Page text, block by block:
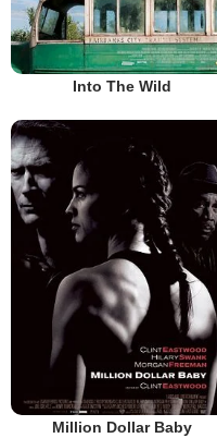
Into The Wild
Million Dollar Baby